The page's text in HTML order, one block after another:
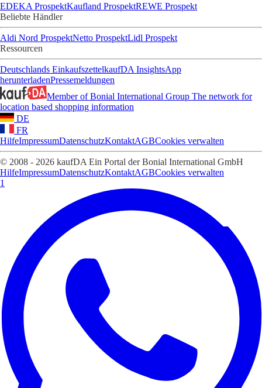
EDEKA ProspektKaufland ProspektREWE Prospekt
Beliebte Händler
Aldi Nord ProspektNetto ProspektLidl Prospekt
Ressourcen
Deutschlands EinkaufszettelkaufDA InsightsApp
herunterladenPressemeldungen
Member of Bonial International Group The network for
location based shopping information
DE
FR
HilfeImpressumDatenschutzKontaktAGBCookies verwalten
© 2008 - 2026 kaufDA Ein Portal der Bonial International GmbH
HilfeImpressumDatenschutzKontaktAGBCookies verwalten
1